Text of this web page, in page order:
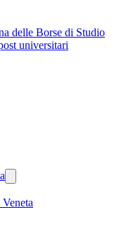
delle Borse di Studio
universitari